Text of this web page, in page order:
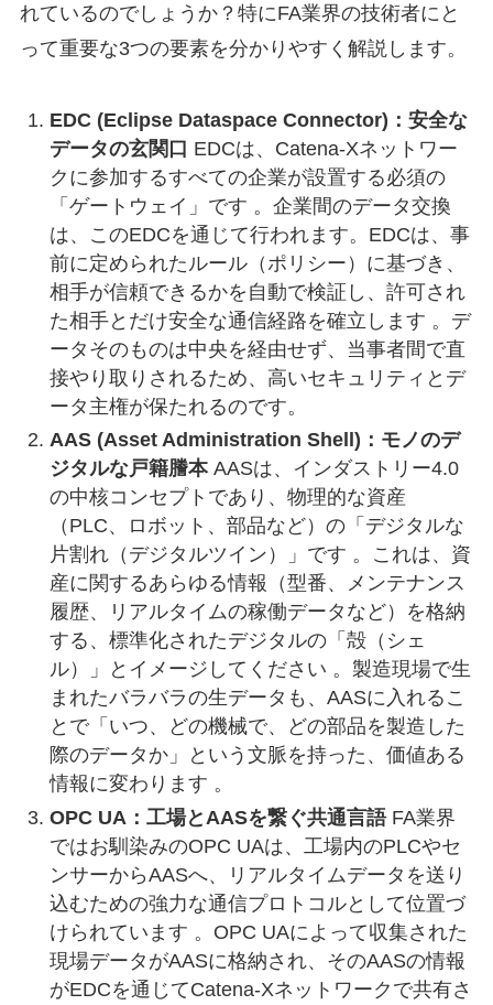
れているのでしょうか？特にFA業界の技術者にと
って重要な3つの要素を分かりやすく解説します。
EDC (Eclipse Dataspace Connector)：安全な
データの玄関口 EDCは、Catena-Xネットワー
クに参加するすべての企業が設置する必須の
「ゲートウェイ」です 。企業間のデータ交換
は、このEDCを通じて行われます。EDCは、事
前に定められたルール（ポリシー）に基づき、
相手が信頼できるかを自動で検証し、許可され
た相手とだけ安全な通信経路を確立します 。デ
ータそのものは中央を経由せず、当事者間で直
接やり取りされるため、高いセキュリティとデ
ータ主権が保たれるのです。
AAS (Asset Administration Shell)：モノのデ
ジタルな戸籍謄本AASは、インダストリー4.0
の中核コンセプトであり、物理的な資産
（PLC、ロボット、部品など）の「デジタルな
片割れ（デジタルツイン）」です 。これは、資
産に関するあらゆる情報（型番、メンテナンス
履歴、リアルタイムの稼働データなど）を格納
する、標準化されたデジタルの「殻（シェ
ル）」とイメージしてください 。製造現場で生
まれたバラバラの生データも、AASに入れるこ
とで「いつ、どの機械で、どの部品を製造した
際のデータか」という文脈を持った、価値ある
情報に変わります 。
OPC UA：工場とAASを繋ぐ共通言語FA業界
ではお馴染みのOPC UAは、工場内のPLCやセ
ンサーからAASへ、リアルタイムデータを送り
込むための強力な通信プロトコルとして位置づ
けられています 。OPC UAによって収集された
現場データがAASに格納され、そのAASの情報
がEDCを通じてCatena-Xネットワークで共有さ